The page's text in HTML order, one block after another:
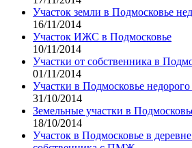
Участок земли в Подмосковье
16/11/2014
Участок ИЖС в Подмосковье
10/11/2014
Участки от собственника в
01/11/2014
Участки в Подмосковье
31/10/2014
Земельные участки в
18/10/2014
Участок в Подмосковье в